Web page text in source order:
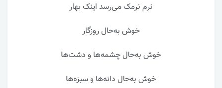
نرم نرمک می‌رسد اینک بهار
خوش به‌حال روزگار
خوش به‌حال چشمه‌ها و دشت‌ها
خوش به‌حال دانه‌ها و سبزه‌ها